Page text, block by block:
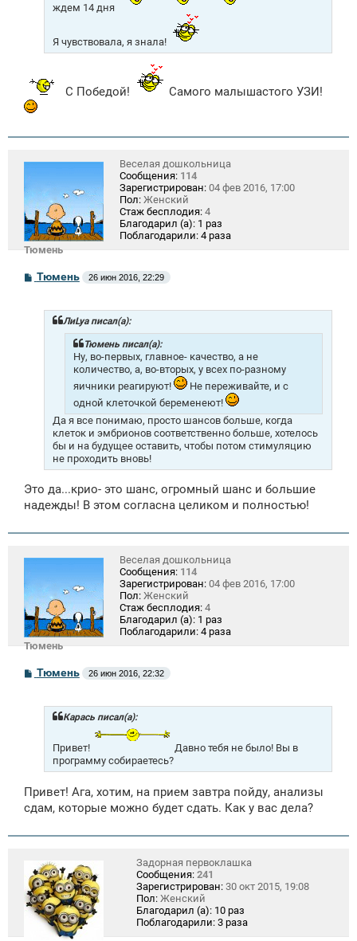
ждем 14 дня
Я чувствовала, я знала!
С Победой! Самого малышастого УЗИ!
Тюмень
Веселая дошкольница
Сообщения: 114
Зарегистрирован: 04 фев 2016, 17:00
Пол: Женский
Стаж бесплодия: 4
Благодарил (а): 1 раз
Поблагодарили: 4 раза
СТюмень 26 июн 2016, 22:29
ЛиLya писал(а):
Тюмень писал(а):
Ну, во-первых, главное- качество, а не
количество, а, во-вторых, у всех по-разному
яичники реагируют!
Не переживайте, и с
одной клеточкой беременеют!
Да я все понимаю, просто шансов больше, когда
клеток и эмбрионов соответственно больше, хотелось
бы и на будущее оставить, чтобы потом стимуляцию
не проходить вновь!
Это да...крио- это шанс, огромный шанс и большие
надежды! В этом согласна целиком и полностью!
Тюмень
Веселая дошкольница
Сообщения: 114
Зарегистрирован: 04 фев 2016, 17:00
Пол: Женский
Стаж бесплодия: 4
Благодарил (а): 1 раз
Поблагодарили: 4 раза
СТюмень 26 июн 2016, 22:32
Карась писал(а):
Привет!
Давно тебя не было! Вы в
программу собираетесь?
Привет! Ага, хотим, на прием завтра пойду, анализы
сдам, которые можно будет сдать. Как у вас дела?
Задорная первоклашка
Сообщения: 241
Зарегистрирован: 30 окт 2015, 19:08
Пол: Женский
Благодарил (а): 10 раз
Поблагодарили: 3 раза